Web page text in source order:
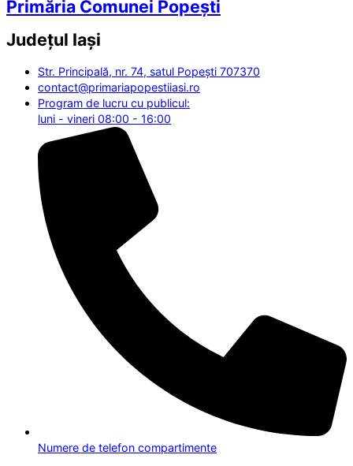
Primăria Comunei Popești
Județul Iași
Str. Principală, nr. 74, satul Popești 707370
contact@primariapopestiiasi.ro
Program de lucru cu publicul:
luni - vineri 08:00 - 16:00
Numere de telefon compartimente